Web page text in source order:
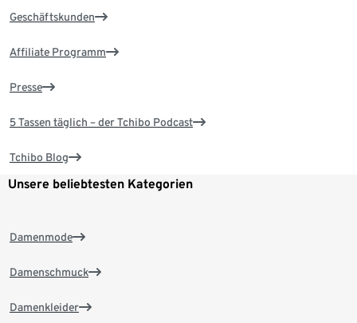
Geschäftskunden
Affiliate Programm
Presse
5 Tassen täglich – der Tchibo Podcast
Tchibo Blog
Unsere beliebtesten Kategorien
Damenmode
Damenschmuck
Damenkleider